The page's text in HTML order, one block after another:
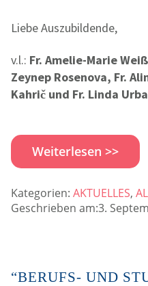
Liebe Auszubildende,
v.l.: Fr. Amelie-Marie
Zeynep Rosenova, Fr.
Kahrič und Fr. Linda
Weiterlesen >>
Kategorien: AKTUELLES,
Geschrieben am:3.
“BERUFS- UND